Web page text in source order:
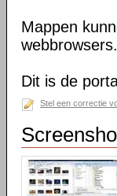
Mappen
webbrowsers.
Dit is de
Stel een correctie